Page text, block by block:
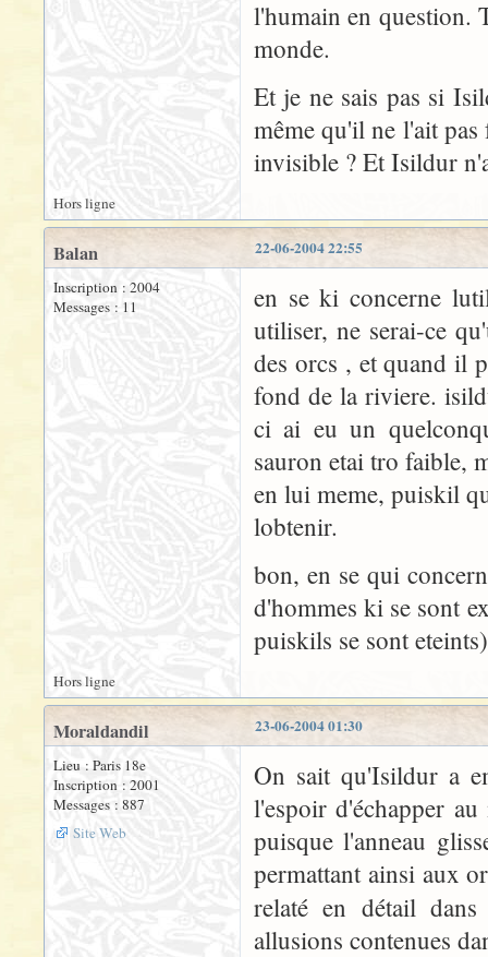
l'humain en question.
monde.
Et je ne sais pas si
même qu'il ne l'ait
invisible ? Et Isildur
Hors ligne
22-06-2004 22:55
Balan
Inscription : 2004
Messages : 11
en se ki concerne
utiliser, ne serai-ce
des orcs , et quand il
fond de la riviere.
ci ai eu un
sauron etai tro faible,
en lui meme, puiskil
lobtenir.
bon, en se qui
d'hommes ki se sont
puiskils se sont
Hors ligne
23-06-2004 01:30
Moraldandil
Lieu : Paris 18e
Inscription : 2001
Messages : 887
Site Web
On sait qu'Isildur a
l'espoir d'échapper
puisque l'anneau
permattant ainsi aux
relaté en détail
allusions contenues